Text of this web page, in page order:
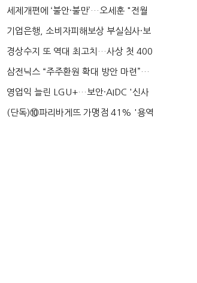
'초접전'…대통령 ...
세제개편에 ‘불안·불만’…오세훈 "전월
세 구하기 더 ...
기업은행, 소비자피해보상 부실심사·보
이스피싱 공시 ...
경상수지 또 역대 최고치…사상 첫 400
억달러에 '3% 성...
삼전닉스 “주주환원 확대 방안 마련”…
로이터에 성명...
영업익 늘린 LGU+…보안·AIDC '신사
업 드라이브'...
(단독)⑩파리바게뜨 가맹점 41% '용역